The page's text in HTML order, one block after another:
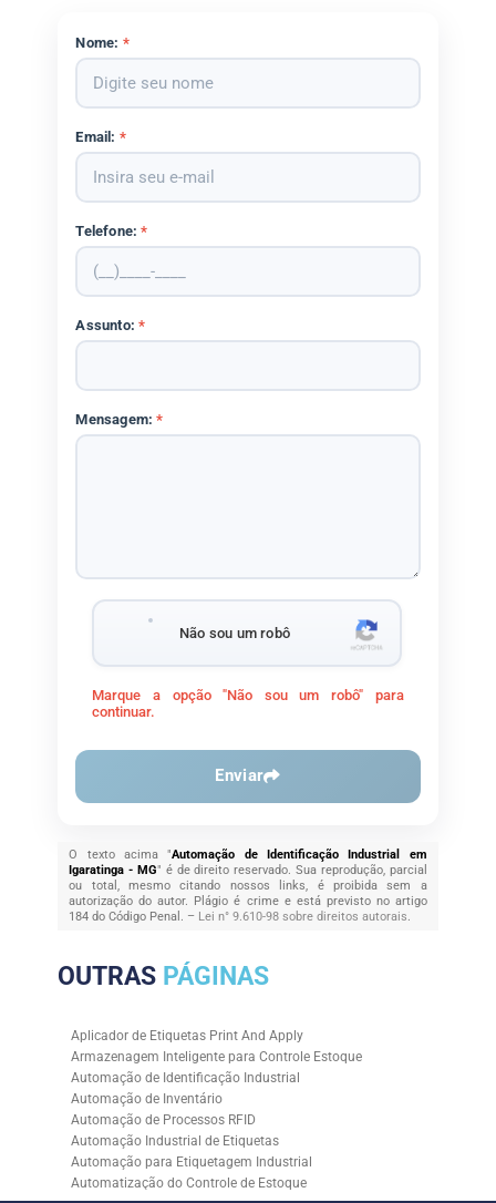
Nome: *
Email: *
Telefone:*
Assunto:*
Mensagem:*
Não sou um robô
Marque a opção "Não sou um robô" para
continuar.
Enviar
O texto acima "Automação de Identificação Industrial em
Igaratinga - MG" é de direito reservado. Sua reprodução, parcial
ou total, mesmo citando nossos links, é proibida sem a
autorização do autor. Plágio é crime e está previsto no artigo
184 do Código Penal. – Lei n° 9.610-98 sobre direitos autorais.
OUTRAS PÁGINAS
Aplicador de Etiquetas Print And Apply
Armazenagem Inteligente para Controle Estoque
Automação de Identificação Industrial
Automação de Inventário
Automação de Processos RFID
Automação Industrial de Etiquetas
Automação para Etiquetagem Industrial
Automatização do Controle de Estoque